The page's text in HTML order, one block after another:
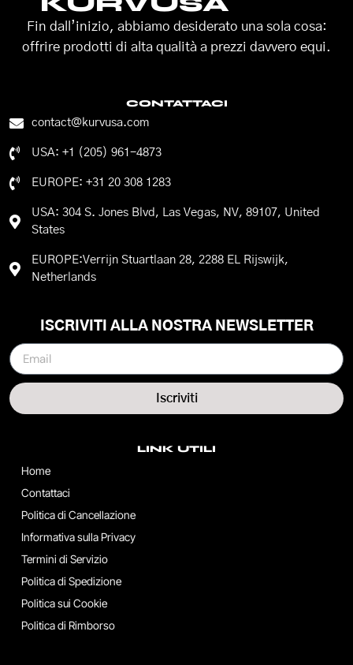
Fin dall’inizio, abbiamo desiderato una sola cosa:
offrire prodotti di alta qualità a prezzi davvero equi.
CONTATTACI
contact@kurvusa.com
USA: +1 (205) 961-4873
EUROPE: +31 20 308 1283
USA: 304 S. Jones Blvd, Las Vegas, NV, 89107, United
States
EUROPE:Verrijn Stuartlaan 28, 2288 EL Rijswijk,
Netherlands
LINK UTILI
Home
Contattaci
Politica di Cancellazione
Informativa sulla Privacy
Termini di Servizio
Politica di Spedizione
Politica sui Cookie
Politica di Rimborso
ISCRIVITI ALLA NOSTRA NEWSLETTER
Iscriviti